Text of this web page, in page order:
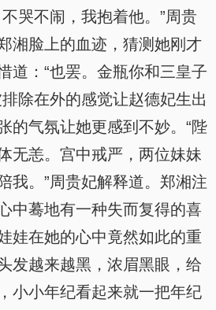
哭不闹，我抱着他。”周贵
湘脸上的血迹，猜测她刚才
道：“也罢。金瓶你和三皇子
除在外的感觉让赵德妃生出
的气氛让她更感到不妙。“陛
无恙。宫中戒严，两位妹妹
我。”周贵妃解释道。郑湘注
中蓦地有一种失而复得的喜
娃在她的心中竟然如此的重
发越来越黑，浓眉黑眼，给
小小年纪看起来就一把年纪